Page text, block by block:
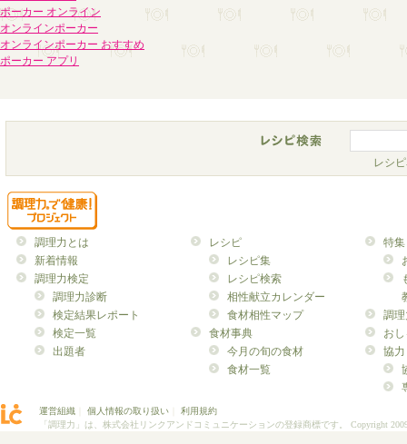
ポーカー オンライン
オンラインポーカー
オンラインポーカー おすすめ
ポーカー アプリ
レシ
調理力とは
新着情報
調理力検定
調理力診断
検定結果レポート
検定一覧
出題者
レシピ
レシピ集
レシピ検索
相性献立カレンダー
食材相性マップ
食材事典
今月の旬の食材
食材一覧
特集
調
お
協力
運営組織 個人情報の取り扱い
利用規約
「調理力」は、株式会社リンクアンドコミュニケーションの登録商標です。 Copyright